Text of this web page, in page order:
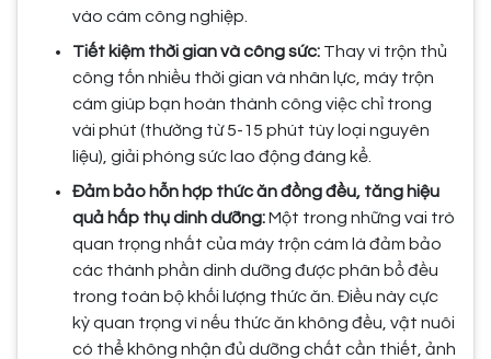
vào cám công nghiệp.
Tiết kiệm thời gian và công sức: Thay vì trộn thủ
công tốn nhiều thời gian và nhân lực, máy trộn
cám giúp bạn hoàn thành công việc chỉ trong
vài phút (thường từ 5-15 phút tùy loại nguyên
liệu), giải phóng sức lao động đáng kể.
Đảm bảo hỗn hợp thức ăn đồng đều, tăng hiệu
quả hấp thụ dinh dưỡng:Một trong những vai trò
quan trọng nhất của máy trộn cám là đảm bảo
các thành phần dinh dưỡng được phân bổ đều
trong toàn bộ khối lượng thức ăn. Điều này cực
kỳ quan trọng vì nếu thức ăn không đều, vật nuôi
có thể không nhận đủ dưỡng chất cần thiết, ảnh